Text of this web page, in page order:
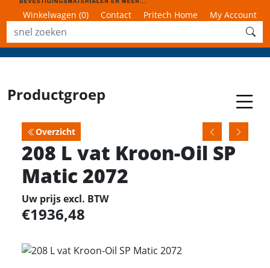
Winkelwagen (0) Contact Pritech Home My Account
Productgroep
Overzicht
208 L vat Kroon-Oil SP
Matic 2072
Uw prijs excl. BTW
1936,48